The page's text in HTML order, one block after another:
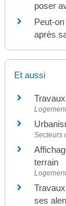
poser
Peut-
après
Et aussi
Travaux
Secteurs
terrain
ses